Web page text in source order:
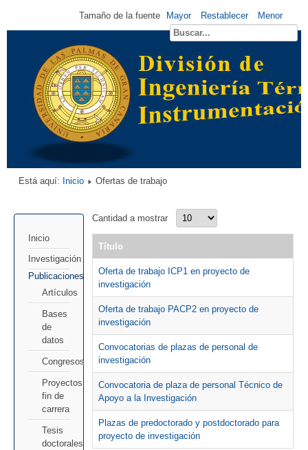
Tamaño de la fuente Mayor Restablecer Menor
Está aquí: Inicio Ofertas de trabajo
Inicio
Investigación
Publicaciones
Artículos
Bases
de
datos
Congresos
Proyectos
fin de
carrera
Tesis
doctorales
Cantidad a mostrar
Título
Oferta de trabajo ICP1 en proyecto de
investigación
Oferta de trabajo PACP2 en proyecto de
investigación
Convocatorias de plazas de personal de
investigación
Convocatoria de plaza de personal Técnico de
Apoyo a la Investigación
Plazas de predoctorado y postdoctorado para
proyecto de investigación